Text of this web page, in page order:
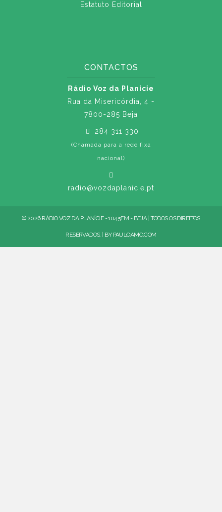
Estatuto Editorial
CONTACTOS
Rádio Voz da Planície
Rua da Misericórdia, 4 -
7800-285 Beja
284 311 330
(Chamada para a rede fixa
nacional)
radio@vozdaplanicie.pt
© 2026 RÁDIO VOZ DA PLANÍCIE - 104.5FM - BEJA | TODOS OS DIREITOS
RESERVADOS. | BY PAULOAMC.COM